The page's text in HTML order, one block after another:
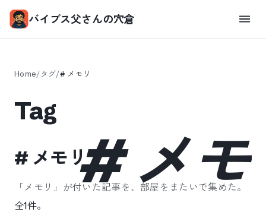
バイブス父さんの穴倉
Home/タグ/# メモリ
#メ
Tag
# メモリ
「メモリ 」が付いた記事を、部屋をまたいで集めた。
全1件。